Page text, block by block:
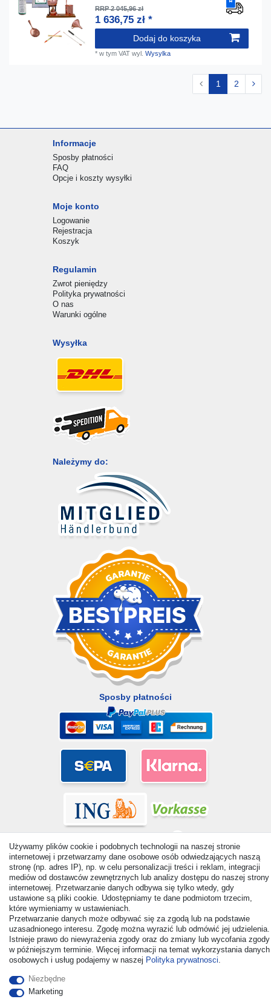
RRP 2 045,96 zł
1 636,75 zł *
Dodaj do koszyka
*w tym VAT wyl.Wysylka
1 2
Informacje
Sposby płatności
FAQ
Opcje i koszty wysyłki
Moje konto
Logowanie
Rejestracja
Koszyk
Regulamin
Zwrot pieniędzy
Polityka prywatności
O nas
Warunki ogólne
Wysyłka
Należymy do:
Sposby płatności
© Copyright 2026 | Wszelkie prawa zastrzezone. - All rights
reserved. Prices incl. VAT. 19% VAT Basic prices see article detail
| * Applies to deliveries to the UK!
Używamy plików cookie i podobnych technologii na naszej stronie
internetowej i przetwarzamy dane osobowe osób odwiedzających naszą
stronę (np. adres IP), np. w celu personalizacji treści i reklam, integracji
mediów od dostawców zewnętrznych lub analizy dostępu do naszej strony
internetowej. Przetwarzanie danych odbywa się tylko wtedy, gdy
ustawione są pliki cookie. Udostępniamy te dane podmiotom trzecim,
które wymieniamy w ustawieniach.
Przetwarzanie danych może odbywać się za zgodą lub na podstawie
uzasadnionego interesu. Zgodę można wyrazić lub odmówić jej udzielenia.
Istnieje prawo do niewyrażenia zgody oraz do zmiany lub wycofania zgody
w późniejszym terminie. Więcej informacji na temat wykorzystania danych
osobowych i usług podajemy w naszej Polityka prywatnosci.
Niezbędne
Marketing
Odstąp od umowy tutaj Kontakt